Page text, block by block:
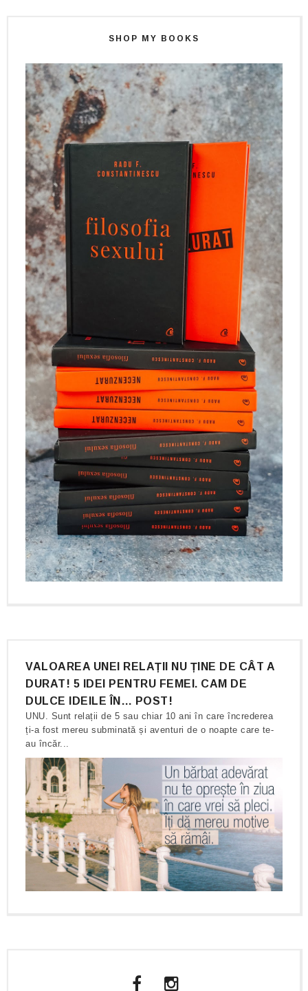
SHOP MY BOOKS
VALOAREA UNEI RELAȚII NU ȚINE DE CÂT A
DURAT! 5 IDEI PENTRU FEMEI. CAM DE
DULCE IDEILE ÎN… POST!
UNU. Sunt relații de 5 sau chiar 10 ani în care încrederea
ți-a fost mereu subminată și aventuri de o noapte care te-
au încăr...